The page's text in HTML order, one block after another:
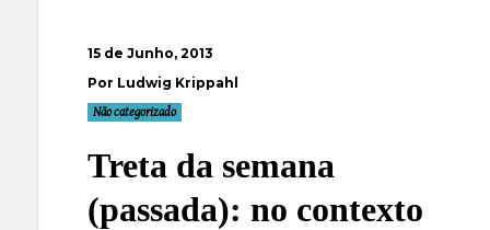
15 de Junho, 2013
Por Ludwig Krippahl
Não categorizado
Treta da semana
(passada): no contexto